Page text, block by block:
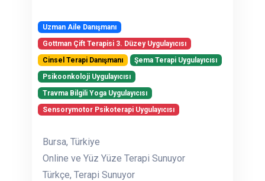
Uzman Aile Danışmanı
Gottman Çift Terapisi 3. Düzey Uygulayıcısı
Cinsel Terapi Danışmanı
Şema Terapi Uygulayıcısı
Psikoonkoloji Uygulayıcısı
Travma Bilgili Yoga Uygulayıcısı
Sensorymotor Psikoterapi Uygulayıcısı
Bursa, Türkiye
Online ve Yüz Yüze Terapi Sunuyor
Türkçe, Terapi Sunuyor